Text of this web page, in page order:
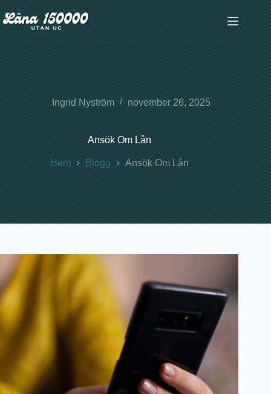
till
innehåll
Ingrid Nyström november 26, 2025
Ansök Om Lån
Hem Blogg Ansök Om Lån